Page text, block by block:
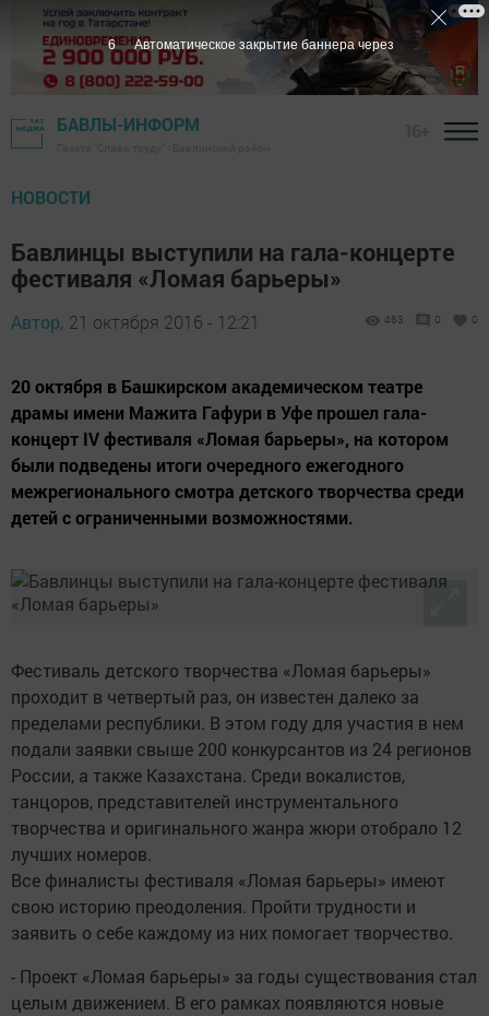
БАВЛЫ-ИНФОРМ
НОВОСТИ
Бавлинцы выступили на гала-концерте
фестиваля «Ломая барьеры»
Автор, 21 октября 2016 - 12:21 463 0 0
20 октября в Башкирском академическом театре
драмы имени Мажита Гафури в Уфе прошел гала-
концерт IV фестиваля «Ломая барьеры», на котором
были подведены итоги очередного ежегодного
межрегионального смотра детского творчества среди
детей с ограниченными возможностями.
Фестиваль детского творчества «Ломая барьеры»
проходит в четвертый раз, он известен далеко за
пределами республики. В этом году для участия в нем
подали заявки свыше 200 конкурсантов из 24 регионов
России, а также Казахстана. Среди вокалистов,
танцоров, представителей инструментального
творчества и оригинального жанра жюри отобрало 12
лучших номеров.
Все финалисты фестиваля «Ломая барьеры» имеют
свою историю преодоления. Пройти трудности и
заявить о себе каждому из них помогает творчество.
- Проект «Ломая барьеры» за годы существования стал
целым движением. В его рамках появляются новые
5 Автоматическое закрытие баннера через